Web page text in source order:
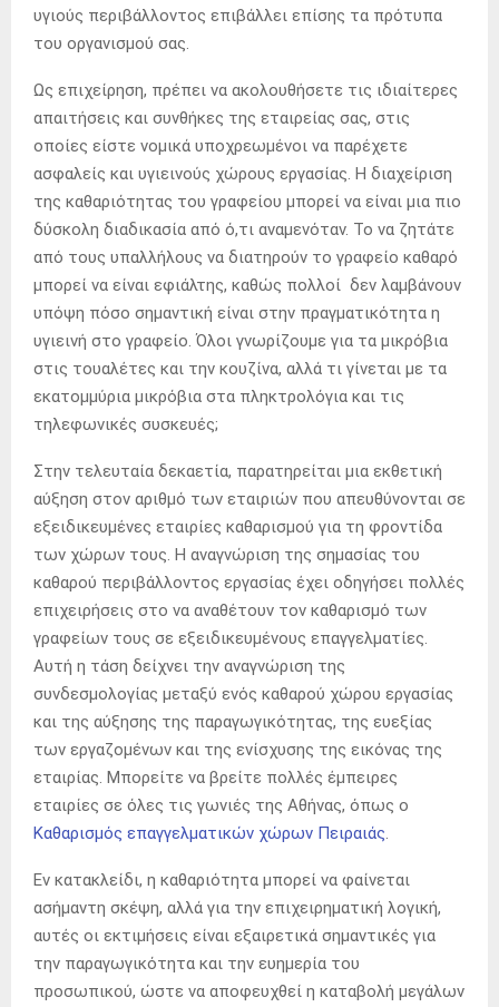
υγιούς περιβάλλοντος επιβάλλει επίσης τα πρότυπα
του οργανισμού σας.
Ως επιχείρηση, πρέπει να ακολουθήσετε τις ιδιαίτερες
απαιτήσεις και συνθήκες της εταιρείας σας, στις
οποίες είστε νομικά υποχρεωμένοι να παρέχετε
ασφαλείς και υγιεινούς χώρους εργασίας. Η διαχείριση
της καθαριότητας του γραφείου μπορεί να είναι μια πιο
δύσκολη διαδικασία από ό,τι αναμενόταν. Το να ζητάτε
από τους υπαλλήλους να διατηρούν το γραφείο καθαρό
μπορεί να είναι εφιάλτης, καθώς πολλοί δεν λαμβάνουν
υπόψη πόσο σημαντική είναι στην πραγματικότητα η
υγιεινή στο γραφείο. Όλοι γνωρίζουμε για τα μικρόβια
στις τουαλέτες και την κουζίνα, αλλά τι γίνεται με τα
εκατομμύρια μικρόβια στα πληκτρολόγια και τις
τηλεφωνικές συσκευές;
Στην τελευταία δεκαετία, παρατηρείται μια εκθετική
αύξηση στον αριθμό των εταιριών που απευθύνονται σε
εξειδικευμένες εταιρίες καθαρισμού για τη φροντίδα
των χώρων τους. Η αναγνώριση της σημασίας του
καθαρού περιβάλλοντος εργασίας έχει οδηγήσει πολλές
επιχειρήσεις στο να αναθέτουν τον καθαρισμό των
γραφείων τους σε εξειδικευμένους επαγγελματίες.
Αυτή η τάση δείχνει την αναγνώριση της
συνδεσμολογίας μεταξύ ενός καθαρού χώρου εργασίας
και της αύξησης της παραγωγικότητας, της ευεξίας
των εργαζομένων και της ενίσχυσης της εικόνας της
εταιρίας. Μπορείτε να βρείτε πολλές έμπειρες
εταιρίες σε όλες τις γωνιές της Αθήνας, όπως ο
Καθαρισμός επαγγελματικών χώρων Πειραιάς.
Εν κατακλείδι, η καθαριότητα μπορεί να φαίνεται
ασήμαντη σκέψη, αλλά για την επιχειρηματική λογική,
αυτές οι εκτιμήσεις είναι εξαιρετικά σημαντικές για
την παραγωγικότητα και την ευημερία του
προσωπικού, ώστε να αποφευχθεί η καταβολή μεγάλων